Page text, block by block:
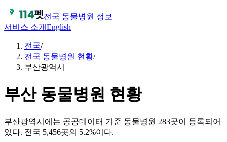
전국 동물병원 정보
서비스 소개English
전국/
전국 동물병원 현황/
부산광역시
부산 동물병원 현황
부산광역시에는 공공데이터 기준 동물병원 283곳이 등록되어
있다. 전국 5,456곳의 5.2%이다.